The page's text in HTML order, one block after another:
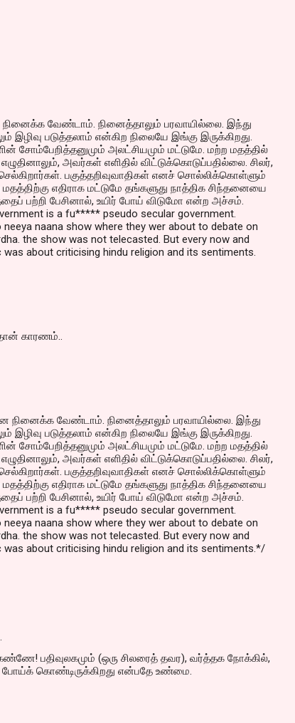
நினைக்க வேண்டாம். நினைத்தாலும் பரவாயில்லை. இந்து
படுத்தலாம் என்கிற நிலையே இங்கு இருக்கிறது.
சோம்பேறித்தனுமும் அலட்சியமும் மட்டுமே. மற்ற மதத்தில்
அவர்கள் எளிதில் விட்டுக்கொடுப்பதில்லை. சிலர்,
பகுத்தறிவுவாதிகள் எனச் சொல்லிக்கொள்ளும்
மதத்திற்கு எதிராக மட்டுமே தங்களுது நாத்திக சிந்தனையை
பற்றி பேசினால், உயிர் போய் விடுமோ என்ற அச்சம்.
is a fu***** pseudo secular government.
naana show where they wer about to debate on
the show was not telecasted. But every now and
was about criticising hindu religion and its sentiments.
காரணம்..
நினைக்க வேண்டாம். நினைத்தாலும் பரவாயில்லை. இந்து
படுத்தலாம் என்கிற நிலையே இங்கு இருக்கிறது.
சோம்பேறித்தனுமும் அலட்சியமும் மட்டுமே. மற்ற மதத்தில்
அவர்கள் எளிதில் விட்டுக்கொடுப்பதில்லை. சிலர்,
பகுத்தறிவுவாதிகள் எனச் சொல்லிக்கொள்ளும்
மதத்திற்கு எதிராக மட்டுமே தங்களுது நாத்திக சிந்தனையை
பற்றி பேசினால், உயிர் போய் விடுமோ என்ற அச்சம்.
is a fu***** pseudo secular government.
naana show where they wer about to debate on
the show was not telecasted. But every now and
was about criticising hindu religion and its sentiments.*/
பதிவுலகமும் (ஒரு சிலரைத் தவர), வர்த்தக நோக்கில்,
போய்க் கொண்டிருக்கிறது என்பதே உண்மை.